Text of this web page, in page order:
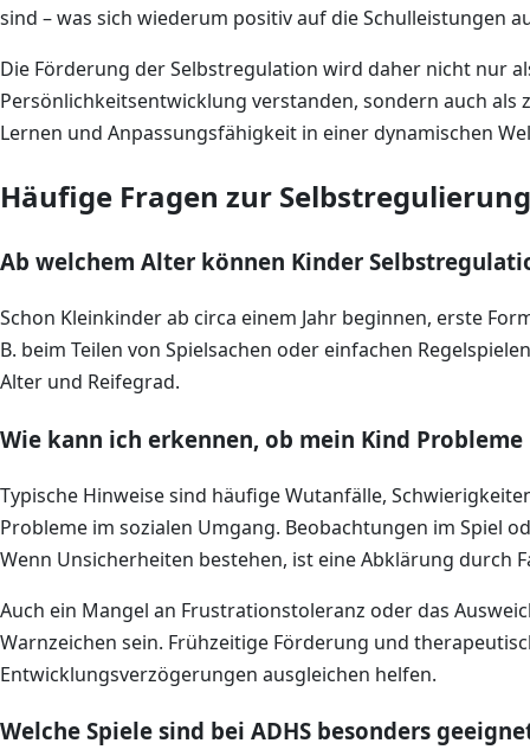
sind – was sich wiederum positiv auf die Schulleistungen
Die Förderung der Selbstregulation wird daher nicht nur
Persönlichkeitsentwicklung verstanden, sondern auch
Lernen und Anpassungsfähigkeit in einer dynamischen
Häufige Fragen zur
Ab welchem Alter können Kinder
Schon Kleinkinder ab circa einem Jahr beginnen, erste
B. beim Teilen von Spielsachen oder einfachen
Alter und Reifegrad.
Wie kann ich erkennen, ob mein Kind
Typische Hinweise sind häufige Wutanfälle,
Probleme im sozialen Umgang. Beobachtungen im Spiel
Wenn Unsicherheiten bestehen, ist eine Abklärung durch
Auch ein Mangel an Frustrationstoleranz oder das
Warnzeichen sein. Frühzeitige Förderung und
Entwicklungsverzögerungen ausgleichen helfen.
Welche Spiele sind bei ADHS besonders